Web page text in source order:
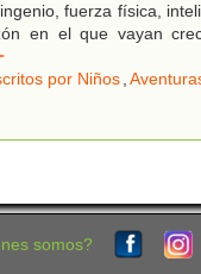
fuerza física,
en el que vayan
por Niños,
somos?